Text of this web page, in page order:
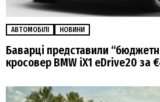
АВТОМОБІЛІ НОВИНИ
Баварці представили
кросовер BMW iX1 eDrive20 за